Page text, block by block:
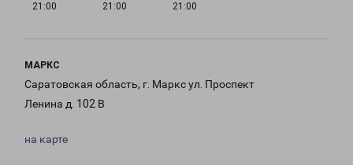
21:00
21:00
21:00
МАРКС
Саратовская область, г. Маркс ул. Проспект
Ленина д. 102 В
на карте